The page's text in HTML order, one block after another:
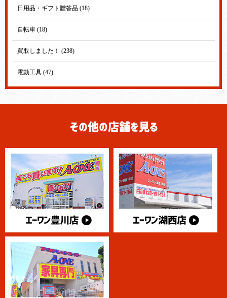
日用品・ギフト贈答品 (18)
自転車 (18)
買取しました！ (238)
電動工具 (47)